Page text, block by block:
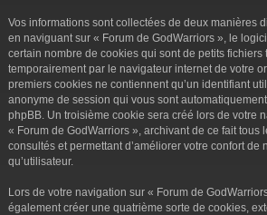
Vos informations sont collectées de deux manières
en naviguant sur « Forum de GodWarriors », le
certain nombre de cookies qui sont de petits fichiers
temporairement par le navigateur internet de votre
premiers cookies ne contiennent qu’un identifiant
anonyme de session qui vous sont
phpBB. Un troisième cookie sera créé lors de votre
« Forum de GodWarriors », archivant de ce fait tous
consultés et permettant d’améliorer votre confort de
qu’utilisateur.
Lors de votre navigation sur « Forum de
également créer une quatrième sorte de cookies,